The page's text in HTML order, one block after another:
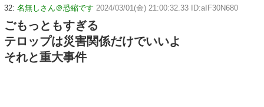
32: 名無しさん＠恐縮です 2024/03/01(金) 21:00:32.33 ID:aIF30N680
ごもっともすぎる
テロップは災害関係だけでいいよ
それと重大事件